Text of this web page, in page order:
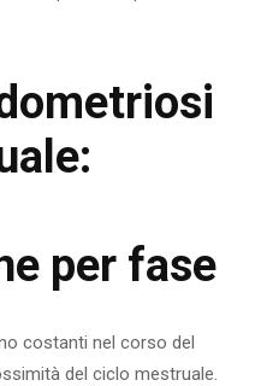
per fase
costanti nel corso del
del ciclo mestruale.